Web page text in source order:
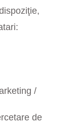
/
de